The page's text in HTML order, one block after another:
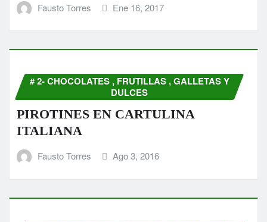
Fausto Torres Ene 16, 2017
# 2- CHOCOLATES , FRUTILLAS , GALLETAS Y
DULCES
PIROTINES EN CARTULINA
ITALIANA
Fausto Torres Ago 3, 2016